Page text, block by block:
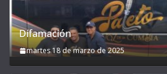
Difamación
martes 18 de marzo de 2025